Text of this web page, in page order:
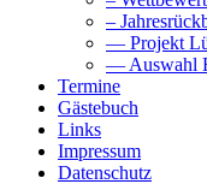
–
— Projekt
— Auswahl
Termine
Gästebuch
Links
Impressum
Datenschutz